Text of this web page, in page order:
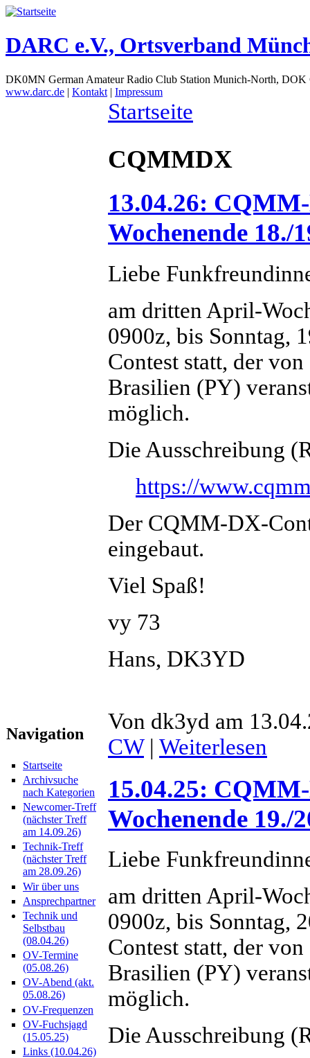
DARC e.V., Ortsverband
DK0MN German Amateur Radio Club Station Munich-North,
www.darc.de | Kontakt | Impressum
Navigation
Startseite
Archivsuche
nach Kategorien
Newcomer-Treff
(nächster Treff
am 14.09.26)
Technik-Treff
(nächster Treff
am 28.09.26)
Wir über uns
Ansprechpartner
Technik und
Selbstbau
(08.04.26)
OV-Termine
(05.08.26)
OV-Abend (akt.
05.08.26)
OV-Frequenzen
OV-Fuchsjagd
(15.05.25)
Links (10.04.26)
Startseite
CQMMDX
13.04.26:
Wochenende 18./
Liebe
am dritten April-
0900z, bis Sonntag,
Contest statt, der
Brasilien (PY)
möglich.
Die Ausschreibung
https://
Der CQMM-DX-
eingebaut.
Viel Spaß!
vy 73
Hans, DK3YD
Von dk3yd am
CW| Weiterlesen
15.04.25:
Wochenende 19./
Liebe
am dritten April-
0900z, bis Sonntag,
Contest statt, der
Brasilien (PY)
möglich.
Die Ausschreibung